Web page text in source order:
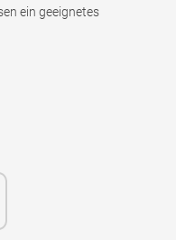
ein geeignetes